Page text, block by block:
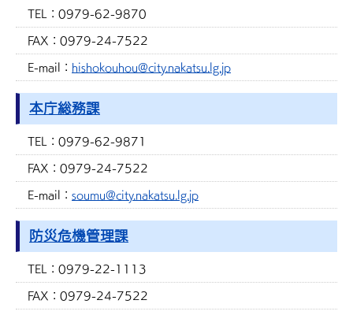
TEL： 0979-62-9870
FAX： 0979-24-7522
E-mail： hishokouhou@city.nakatsu.lg.jp
本庁総務課
TEL： 0979-62-9871
FAX： 0979-24-7522
E-mail： soumu@city.nakatsu.lg.jp
防災危機管理課
TEL： 0979-22-1113
FAX： 0979-24-7522